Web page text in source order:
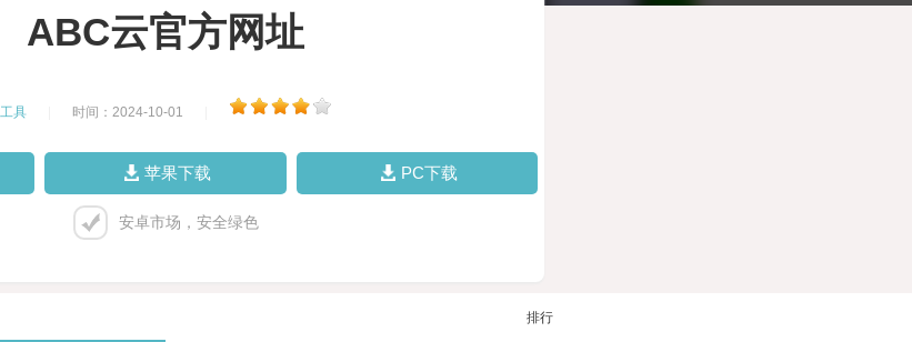
ABC云官方网址
工具 时间：2024-10-01
苹果下载 PC下载
安卓市场，安全绿色
排行